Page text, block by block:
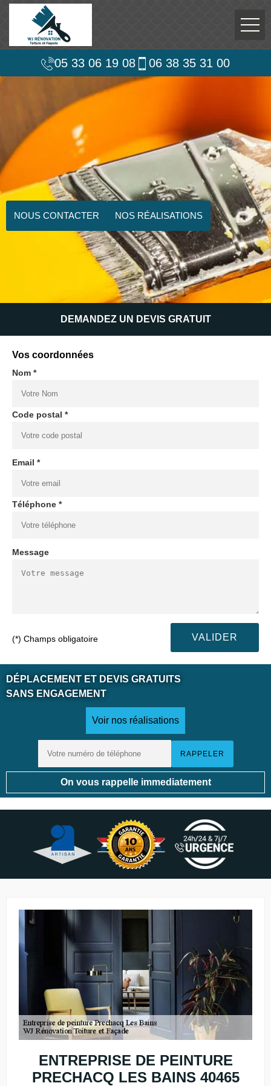
05 33 06 19 08 06 38 35 31 00
NOUS CONTACTER NOS RÉALISATIONS
DEMANDEZ UN DEVIS GRATUIT
Vos coordonnées
Nom *
Code postal *
Email *
Téléphone *
Message
(*) Champs obligatoire
DÉPLACEMENT ET DEVIS GRATUITS
SANS ENGAGEMENT
Voir nos réalisations
On vous rappelle immediatement
ENTREPRISE DE PEINTURE
PRECHACQ LES BAINS 40465